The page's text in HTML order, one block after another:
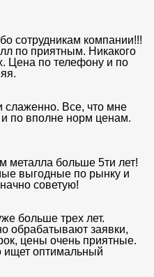
сотрудникам компании!!!
по приятным. Никакого
Цена по телефону и по
слаженно. Все, что мне
по вполне норм ценам.
металла больше 5ти лет!
выгодные по рынку и
советую!
больше трех лет.
обрабатывают заявки,
цены очень приятные.
ищет оптимальный